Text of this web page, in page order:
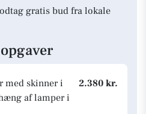
gratis bud fra lokale
med skinner i
af lamper i
2.380 kr.